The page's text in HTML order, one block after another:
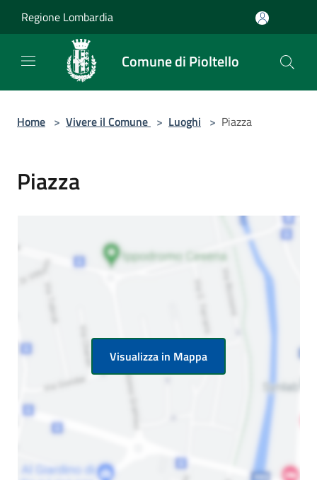
Regione Lombardia
Comune di Pioltello
Home > Vivere il Comune > Luoghi > Piazza
Piazza
Visualizza in Mappa